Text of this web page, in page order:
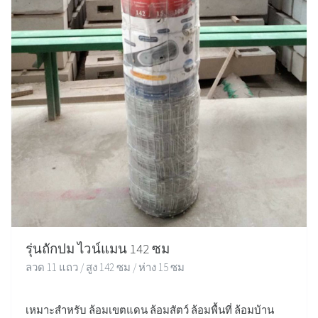
รุ่นถักปม ไวน์แมน 142 ซม
ลวด 11 แถว / สูง 142 ซม / ห่าง 15 ซม
เหมาะสำหรับ ล้อมเขตแดน ล้อมสัตว์ ล้อมพื้นที่ ล้อมบ้าน